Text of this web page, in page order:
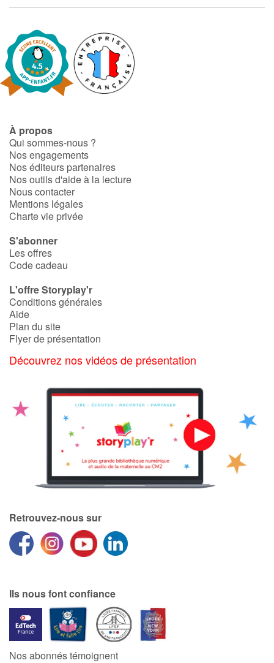
Documentaires
En famille
Quotidien et loisirs
À l'école
Fêtes et évènements
Amour et amitié
Sujets de société
Émotions et sentiments
Formats et illustrations
Catalogue anglais
Contraste +
Accueil
Vidéos & Tutoriaux
Blog
Actualités
Par thématique
À propos
Qui sommes-nous ?
Nos engagements
Nos éditeurs partenaires
Nos outils d'aide à la lecture
Nous contacter
Mentions légales
Charte vie privée
S'abonner
Les offres
Code cadeau
L'offre Storyplay'r
Conditions générales
Aide
Plan du site
Flyer de présentation
Découvrez nos vidéos de présentation
Retrouvez-nous sur
Ils nous font confiance
Nos abonnés témoignent